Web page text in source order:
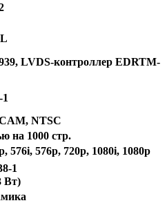
NTSC
на 1000 стр.
576i, 576p, 720p, 1080i, 1080p
Вт)
LVDS-контроллер EDRTM-
1